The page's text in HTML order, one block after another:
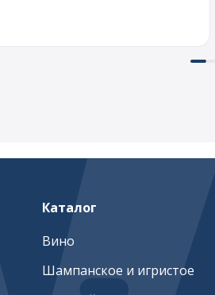
Каталог
Вино
Шампанское и игристое